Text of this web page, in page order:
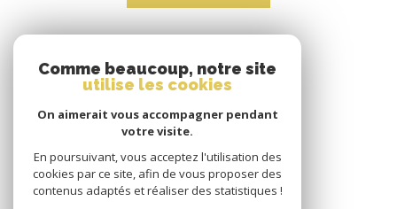
ADHÉRENTS
Nous adhérons
Comme beaucoup, notre site
utilise les cookies
On aimerait vous accompagner pendant
votre visite.
En poursuivant, vous acceptez l'utilisation des
cookies par ce site, afin de vous proposer des
contenus adaptés et réaliser des statistiques !